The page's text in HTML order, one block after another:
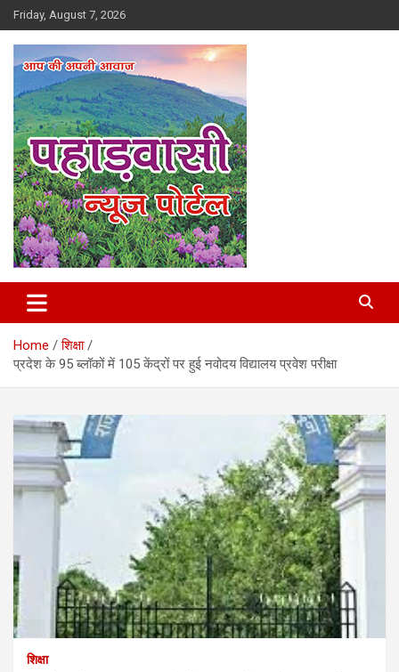
Skip
to
content
Friday, August 7, 2026
Pahadvasi
Home
शिक्षा
प्रदेश के 95 ब्लॉकों में 105 केंद्रों पर हुई नवोदय विद्यालय प्रवेश परीक्षा
शिक्षा